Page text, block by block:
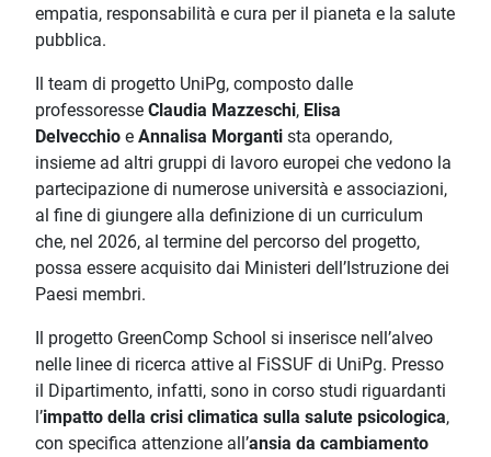
empatia, responsabilità e cura per il pianeta e la salute
pubblica.
Il team di progetto UniPg, composto dalle
professoresse Claudia Mazzeschi, Elisa
Delvecchio e Annalisa Morganti sta operando,
insieme ad altri gruppi di lavoro europei che vedono la
partecipazione di numerose università e associazioni,
al fine di giungere alla definizione di un curriculum
che, nel 2026, al termine del percorso del progetto,
possa essere acquisito dai Ministeri dell’Istruzione dei
Paesi membri.
Il progetto GreenComp School si inserisce nell’alveo
nelle linee di ricerca attive al FiSSUF di UniPg. Presso
il Dipartimento, infatti, sono in corso studi riguardanti
l’impatto della crisi climatica sulla salute psicologica,
con specifica attenzione all’ansia da cambiamento